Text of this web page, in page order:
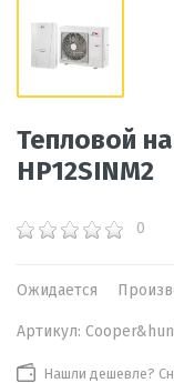
Тепловой
HP12SINM2
0
Ожидается
Артикул:
Нашли дешевле?